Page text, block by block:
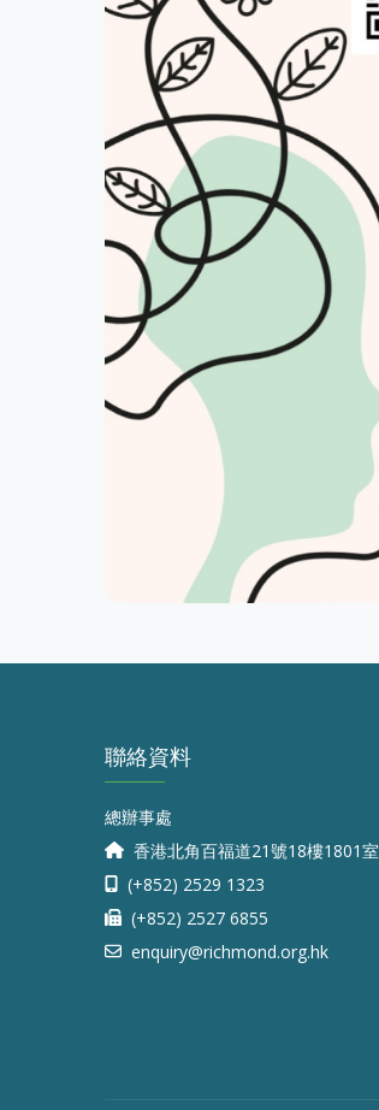
聯絡資料
總辦事處
香港北角百福道21號18樓1801室
(+852) 2529 1323
(+852) 2527 6855
enquiry@richmond.org.hk